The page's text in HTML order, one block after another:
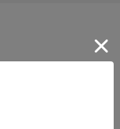
甲骨が肋骨上を
れず、自然な動き
ン設計』によ